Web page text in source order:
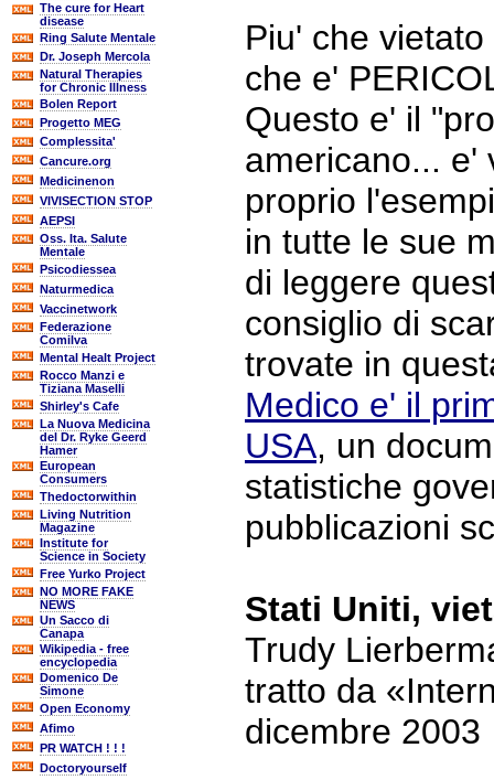
The cure for Heart
disease
Ring Salute Mentale
Dr. Joseph Mercola
Natural Therapies
for Chronic Illness
Bolen Report
Progetto MEG
Complessita'
Cancure.org
Medicinenon
VIVISECTION STOP
AEPSI
Oss. Ita. Salute
Mentale
Psicodiessea
Naturmedica
Vaccinetwork
Federazione
Comilva
Mental Healt Project
Rocco Manzi e
Tiziana Maselli
Shirley's Cafe
La Nuova Medicina
del Dr. Ryke Geerd
Hamer
European
Consumers
Thedoctorwithin
Living Nutrition
Magazine
Institute for
Science in Society
Free Yurko Project
NO MORE FAKE
NEWS
Un Sacco di
Canapa
Wikipedia - free
encyclopedia
Domenico De
Simone
Open Economy
Afimo
PR WATCH ! ! !
Doctoryourself
Piu' che
che e'
Questo e' il
americano... e'
proprio
in tutte le sue
di leggere
consiglio di
trovate in
Medico e' il
USA, un
statistiche
pubblicazioni
Stati Uniti,
Trudy
tratto da
dicembre 2003